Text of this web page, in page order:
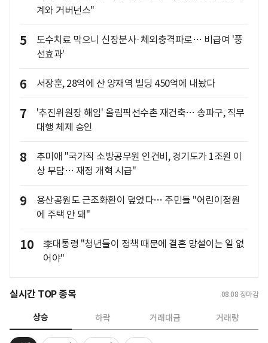
계와 거버넌스"
5
도수치료 막으니 신장분사·체외충격파로… 비급여 '풍
선효과'
6 서장훈, 28억에 산 양재역 빌딩 450억에 내놨다
7
'추진위원장 해임' 올림픽선수촌 재건축… 송파구, 직무
대행 체제 승인
8
추미애 "국가직 소방공무원 인건비, 경기도가 1조원 이
상 부담… 재정 개혁 시급"
9
용산공원도 근조화환이 덮었다… 주민들 "어린이정원
에 주택 안 돼"
10
李대통령 "청년들이 정책 때문에 결혼 망설이는 일 없
어야"
실시간 TOP 종목 08.08 장마감
상승 하락 거래대금 거래량